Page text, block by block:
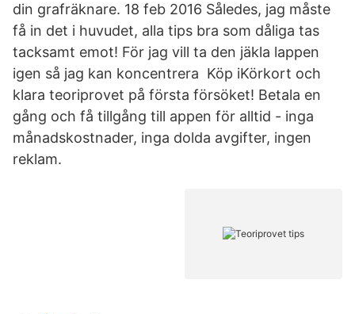
din grafräknare. 18 feb 2016 Således, jag måste
få in det i huvudet, alla tips bra som dåliga tas
tacksamt emot! För jag vill ta den jäkla lappen
igen så jag kan koncentrera Köp iKörkort och
klara teoriprovet på första försöket! Betala en
gång och få tillgång till appen för alltid - inga
månadskostnader, inga dolda avgifter, ingen
reklam.